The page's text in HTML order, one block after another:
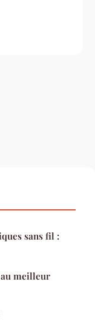
sans fil :
meilleur